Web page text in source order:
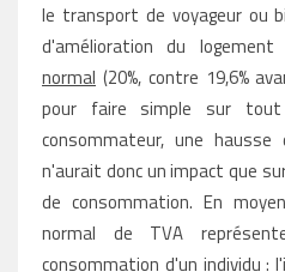
le transport de voyageur ou
d'amélioration du
normal (20%, contre 19,6%
pour faire simple sur
consommateur, une
n'aurait donc un impact que
de consommation. En
normal de TVA
consommation d'un individu :